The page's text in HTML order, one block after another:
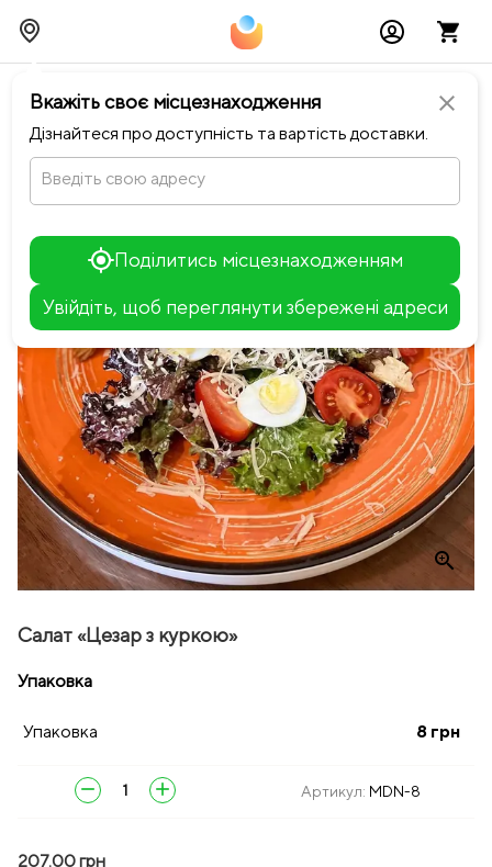
close
Вкажіть своє місцезнаходження
Дізнайтеся про доступність та вартість доставки.
Введіть свою адресу
Поділитись місцезнаходженням
Увійдіть, щоб переглянути збережені адреси
+
−
chevron_leftПовернутися до Ресторан Майдан
zoom_in
Салат «Цезар з куркою»
Упаковка
Упаковка 8 грн
remove add Артикул: MDN-8
207.00 грн